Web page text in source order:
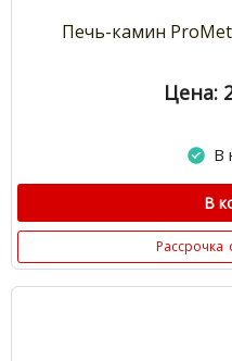
Печь-камин
Цена:
В
В
Рассрочка